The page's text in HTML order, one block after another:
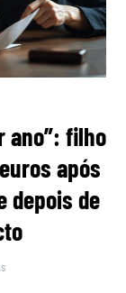
ano”: filho
após
depois de